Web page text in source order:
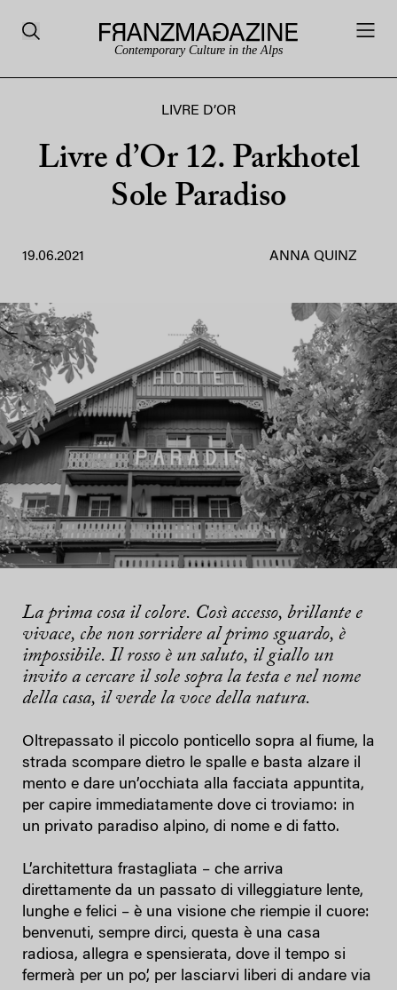
Contemporary Culture in the Alps
LIVRE D’OR
Livre d’Or 12. Parkhotel
Sole Paradiso
19.06.2021 ANNA QUINZ
La prima cosa il colore. Così accesso, brillante e
vivace, che non sorridere al primo sguardo, è
impossibile. Il rosso è un saluto, il giallo un
invito a cercare il sole sopra la testa e nel nome
della casa, il verde la voce della natura.
Oltrepassato il piccolo ponticello sopra al fiume, la
strada scompare dietro le spalle e basta alzare il
mento e dare un’occhiata alla facciata appuntita,
per capire immediatamente dove ci troviamo: in
un privato paradiso alpino, di nome e di fatto.
L’architettura frastagliata – che arriva
direttamente da un passato di villeggiature lente,
lunghe e felici – è una visione che riempie il cuore:
benvenuti, sempre dirci, questa è una casa
radiosa, allegra e spensierata, dove il tempo si
fermerà per un po’, per lasciarvi liberi di andare via